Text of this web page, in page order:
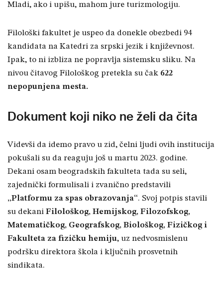
Mladi, ako i upišu, mahom jure turizmologiju.
Filološki fakultet je uspeo da donekle obezbedi 94
kandidata na Katedri za srpski jezik i književnost.
Ipak, to ni izbliza ne popravlja sistemsku sliku. Na
nivou čitavog Filološkog pretekla su čak 622
nepopunjena mesta.
Dokument koji niko ne želi da čita
Videvši da idemo pravo u zid, čelni ljudi ovih institucija
pokušali su da reaguju još u martu 2023. godine.
Dekani osam beogradskih fakulteta tada su seli,
zajednički formulisali i zvanično predstavili
„Platformu za spas obrazovanja“. Svoj potpis stavili
su dekani Filološkog, Hemijskog, Filozofskog,
Matematičkog, Geografskog, Biološkog, Fizičkog i
Fakulteta za fizičku hemiju, uz nedvosmislenu
podršku direktora škola i ključnih prosvetnih
sindikata.